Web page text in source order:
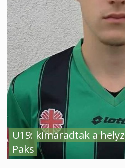
U19: kimaradtak a
Paks